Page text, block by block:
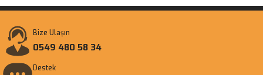
Bize Ulaşın
0549 480 58 34
Destek